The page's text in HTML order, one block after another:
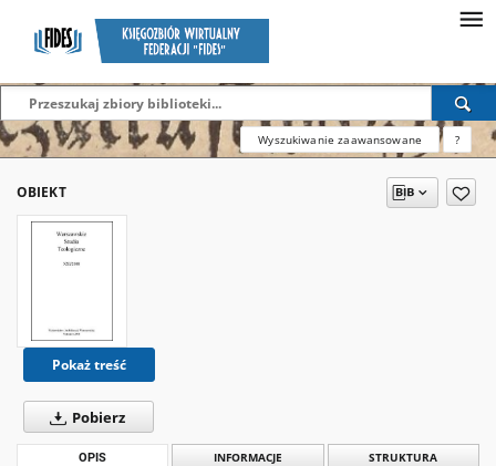
Wyszukiwanie zaawansowane ?
OBIEKT
Pokaż treść
Pobierz
OPIS INFORMACJE STRUKTURA